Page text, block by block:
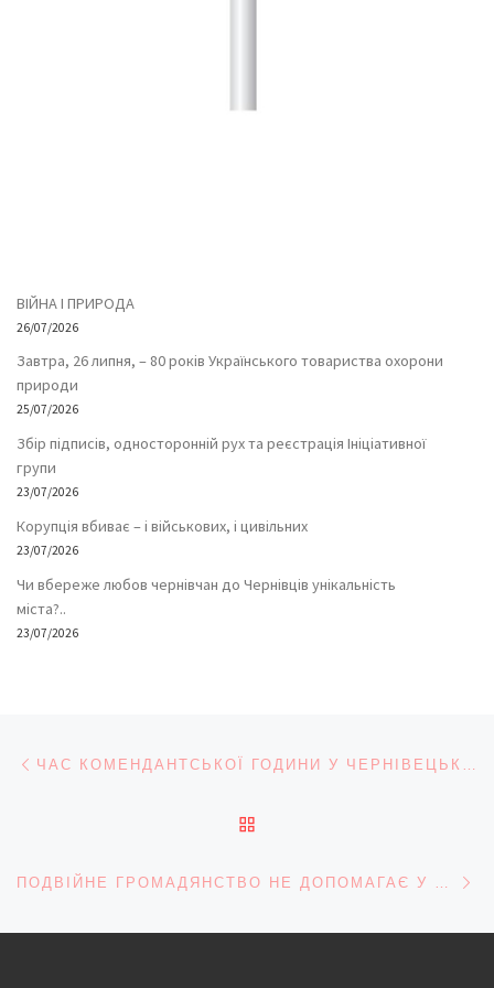
ВІЙНА І ПРИРОДА
26/07/2026
Завтра, 26 липня, – 80 років Українського товариства охорони
природи
25/07/2026
Збір підписів, односторонній рух та реєстрація Ініціативної
групи
23/07/2026
Корупція вбиває – і військових, і цивільних
23/07/2026
Чи вбереже любов чернівчан до Чернівців унікальність
міста?..
23/07/2026
Навігація записів